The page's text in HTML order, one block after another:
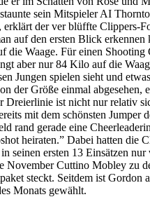
sein Mitspieler AI
der ver blüffte Clippers-
auf den ersten Blick
Waage. Für einen
aber nur 84 Kilo auf die
spielen sieht und
Größe einmal abgesehen,
ist nicht nur relativ
mit dem schönsten
gerade eine
heiraten.” Dabei hatten die
ersten 13 Einsätzen
November Cuttino Mobley
steckt. Seitdem ist Gordon
Monats gewählt.